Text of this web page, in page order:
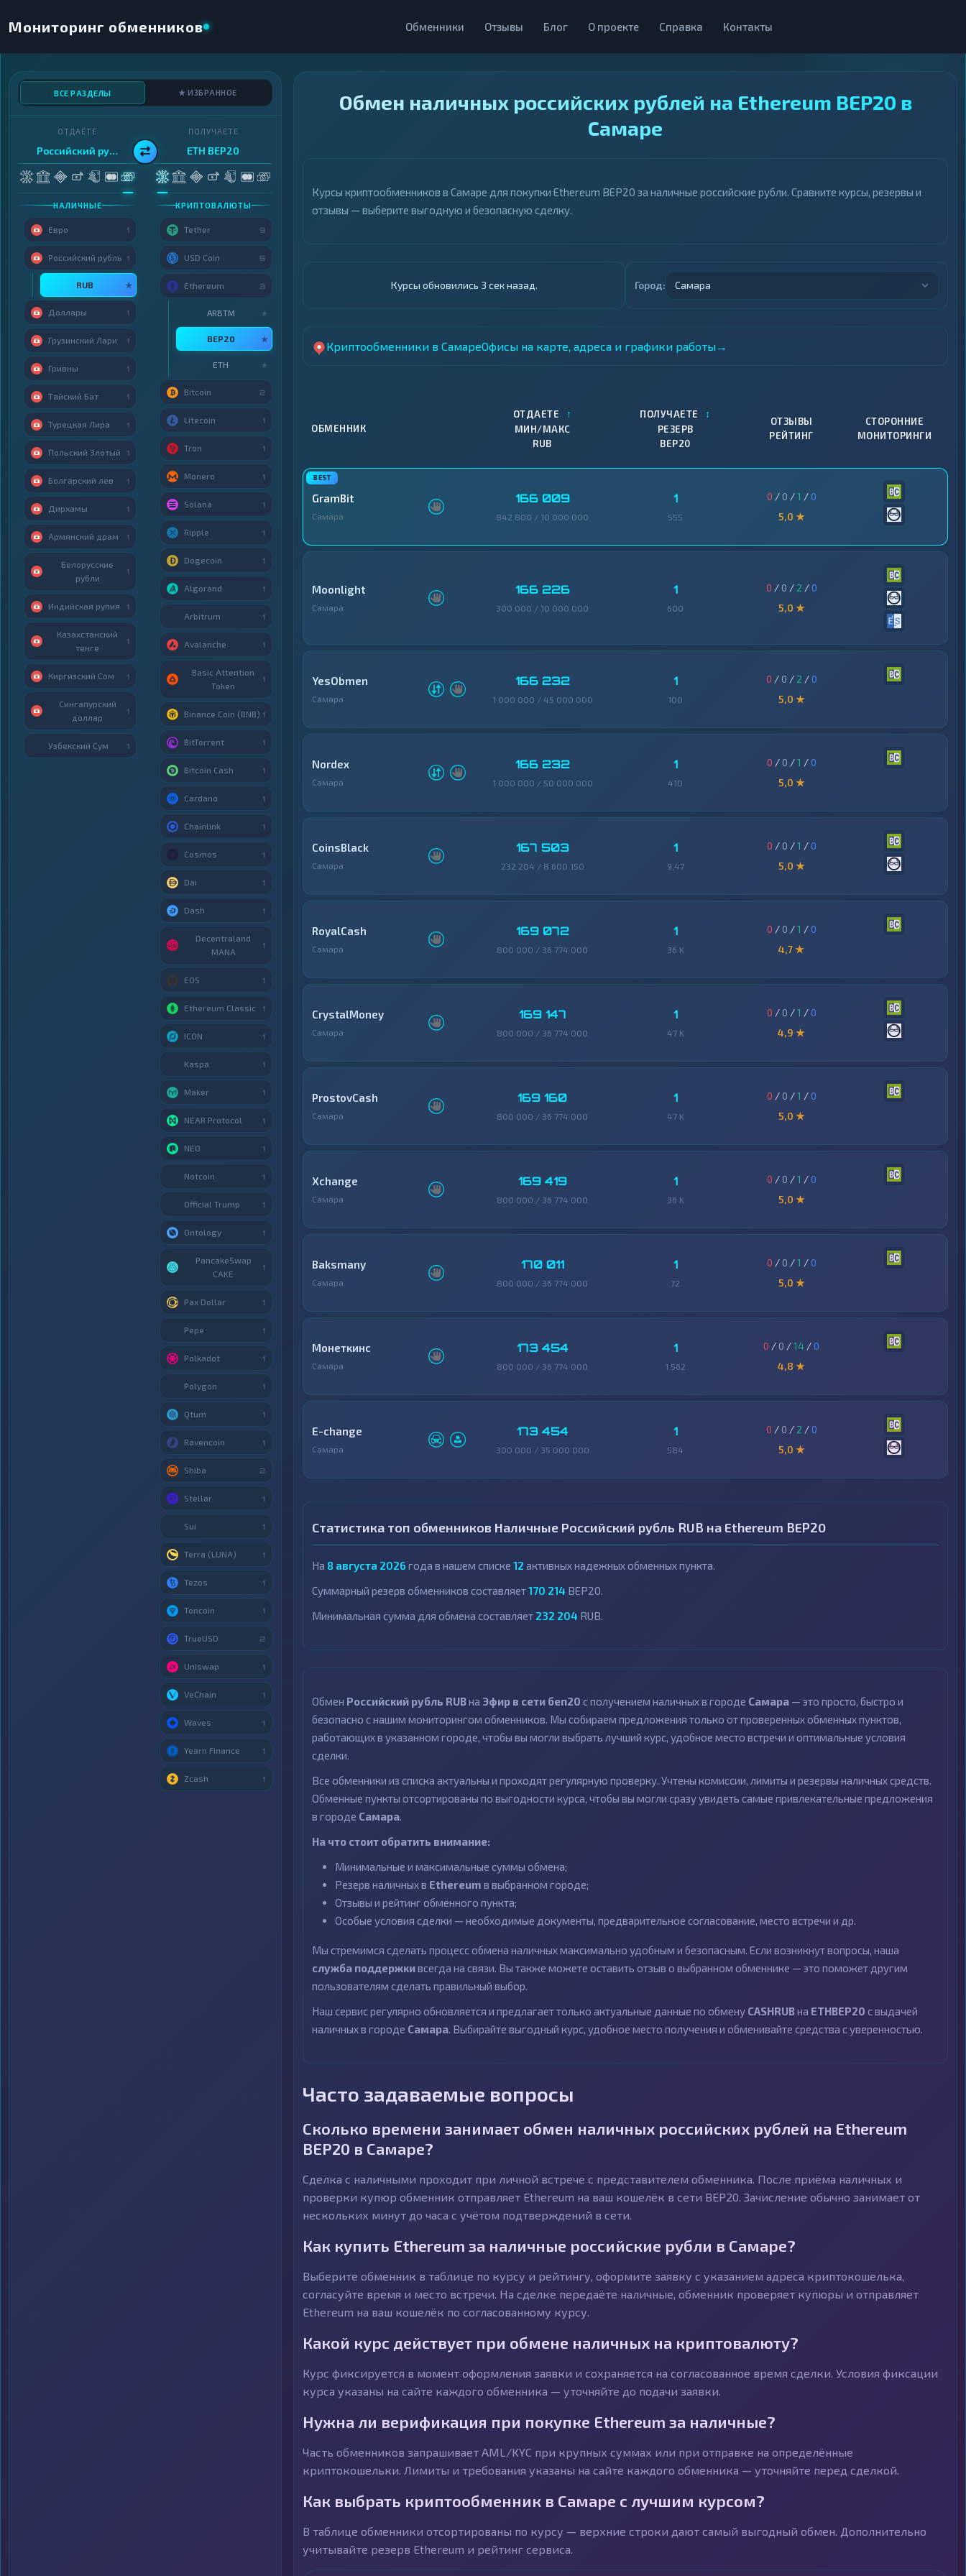
Мониторинг обменников Обменники Отзывы Блог О проекте Справка Контакты
Обмен наличных российских рублей на Ethereum BEP20 в
Самаре
Курсы криптообменников в Самаре для покупки Ethereum BEP20 за наличные российские рубли. Сравните курсы, резервы и
отзывы — выберите выгодную и безопасную сделку.
Курсы обновились 4 сек назад. Город: Самара
Криптообменники в СамареОфисы на карте, адреса и графики работы →
ОБМЕННИК
ОТДАЕТЕ ↑
МИН/МАКС
RUB
ПОЛУЧАЕТЕ ↕
РЕЗЕРВ
BEP20
ОТЗЫВЫ
РЕЙТИНГ
СТОРОННИЕ
МОНИТОРИНГИ
GramBit
Самара
166 009
842 800 / 10 000 000
1
555
0 / 0 /1 /0
5,0 ★
Moonlight
Самара
166 226
300 000 / 10 000 000
1
600
0 / 0 / 2 /0
5,0 ★
YesObmen
Самара
166 232
1 000 000 / 45 000 000
1
100
0 / 0 / 2 /0
5,0 ★
Nordex
Самара
166 232
1 000 000 / 50 000 000
1
410
0 / 0 /1 /0
5,0 ★
CoinsBlack
Самара
167 503
232 204 / 8 600 150
1
9,47
0 / 0 /1 /0
5,0 ★
RoyalCash
Самара
169 072
800 000 / 36 774 000
1
36 K
0 / 0 /1 /0
4,7 ★
CrystalMoney
Самара
169 147
800 000 / 36 774 000
1
47 K
0 / 0 /1 /0
4,9 ★
ProstovCash
Самара
169 160
800 000 / 36 774 000
1
47 K
0 / 0 /1 /0
5,0 ★
Xchange
Самара
169 419
800 000 / 36 774 000
1
36 K
0 / 0 /1 /0
5,0 ★
Baksmany
Самара
170 011
800 000 / 36 774 000
1
72
0 / 0 /1 /0
5,0 ★
Монеткинс
Самара
173 454
800 000 / 36 774 000
1
1 562
0 / 0 /14 /0
4,8 ★
E-change
Самара
173 454
300 000 / 35 000 000
1
584
0 / 0 / 2 /0
5,0 ★
Статистика топ обменников Наличные Российский рубль RUB на Ethereum BEP20
На 8 августа 2026 года в нашем списке 12 активных надежных обменных пункта.
Суммарный резерв обменников составляет170 214 BEP20.
Минимальная сумма для обмена составляет 232 204 RUB.
Обмен Российский рубль RUBна Эфир в сети беп20 с получением наличных в городе Самара — это просто, быстро и
безопасно с нашим мониторингом обменников. Мы собираем предложения только от проверенных обменных пунктов,
работающих в указанном городе, чтобы вы могли выбрать лучший курс, удобное место встречи и оптимальные условия
сделки.
Все обменники из списка актуальны и проходят регулярную проверку. Учтены комиссии, лимиты и резервы наличных средств.
Обменные пункты отсортированы по выгодности курса, чтобы вы могли сразу увидеть самые привлекательные предложения
в городе Самара.
На что стоит обратить внимание:
Минимальные и максимальные суммы обмена;
Резерв наличных в Ethereum в выбранном городе;
Отзывы и рейтинг обменного пункта;
Особые условия сделки — необходимые документы, предварительное согласование, место встречи и др.
Мы стремимся сделать процесс обмена наличных максимально удобным и безопасным. Если возникнут вопросы, наша
служба поддержкивсегда на связи. Вы также можете оставить отзыв о выбранном обменнике — это поможет другим
пользователям сделать правильный выбор.
Наш сервис регулярно обновляется и предлагает только актуальные данные по обмену CASHRUBна ETHBEP20 с выдачей
наличных в городе Самара. Выбирайте выгодный курс, удобное место получения и обменивайте средства с уверенностью.
Часто задаваемые вопросы
Сколько времени занимает обмен наличных российских рублей на Ethereum
BEP20 в Самаре?
Сделка с наличными проходит при личной встрече с представителем обменника. После приёма наличных и
проверки купюр обменник отправляет Ethereum на ваш кошелёк в сети BEP20. Зачисление обычно занимает от
нескольких минут до часа с учётом подтверждений в сети.
Как купить Ethereum за наличные российские рубли в Самаре?
Выберите обменник в таблице по курсу и рейтингу, оформите заявку с указанием адреса криптокошелька,
согласуйте время и место встречи. На сделке передаёте наличные, обменник проверяет купюры и отправляет
Ethereum на ваш кошелёк по согласованному курсу.
Какой курс действует при обмене наличных на криптовалюту?
Курс фиксируется в момент оформления заявки и сохраняется на согласованное время сделки. Условия фиксации
курса указаны на сайте каждого обменника — уточняйте до подачи заявки.
Нужна ли верификация при покупке Ethereum за наличные?
Часть обменников запрашивает AML/KYC при крупных суммах или при отправке на определённые
криптокошельки. Лимиты и требования указаны на сайте каждого обменника — уточняйте перед сделкой.
Как выбрать криптообменник в Самаре с лучшим курсом?
В таблице обменники отсортированы по курсу — верхние строки дают самый выгодный обмен. Дополнительно
учитывайте резерв Ethereum и рейтинг сервиса.
ВСЕ РАЗДЕЛЫ ★ ИЗБРАННОЕ
ОТДАЁТЕ
Российский рубль
НАЛИЧНЫЕ
Евро 1
Российский рубль 1
RUB ★
Доллары 1
Грузинский Лари 1
Гривны 1
Тайский Бат 1
Турецкая Лира 1
Польский Злотый 1
Болгарский лев 1
Дирхамы 1
Армянский драм 1
Белорусские
рубли
1
Индийская рупия 1
Казахстанский
тенге
1
Киргизский Сом 1
Сингапурский
доллар
1
Узбекский Сум 1
ПОЛУЧАЕТЕ
ETH BEP20
КРИПТОВАЛЮТЫ
Tether 9
USD Coin 5
Ethereum 3
ARBTM ★
BEP20 ★
ETH ★
Bitcoin 2
Litecoin 1
Tron 1
Monero 1
Solana 1
Ripple 1
Dogecoin 1
Algorand 1
Arbitrum 1
Avalanche 1
Basic Attention
Token
1
Binance Coin (BNB) 1
BitTorrent 1
Bitcoin Cash 1
Cardano 1
Chainlink 1
Cosmos 1
Dai 1
Dash 1
Decentraland
MANA
1
EOS 1
Ethereum Classic 1
ICON 1
Kaspa 1
Maker 1
NEAR Protocol 1
NEO 1
Notcoin 1
Official Trump 1
Ontology 1
PancakeSwap
CAKE
1
Pax Dollar 1
Pepe 1
Polkadot 1
Polygon 1
Qtum 1
Ravencoin 1
Shiba 2
Stellar 1
Sui 1
Terra (LUNA) 1
Tezos 1
Toncoin 1
TrueUSD 2
Uniswap 1
VeChain 1
Waves 1
Yearn Finance 1
Zcash 1